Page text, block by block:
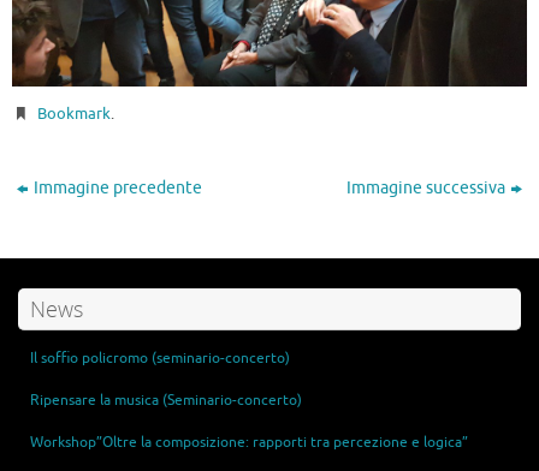
Bookmark.
Immagine precedente Immagine successiva
News
Il soffio policromo (seminario-concerto)
Ripensare la musica (Seminario-concerto)
Workshop”Oltre la composizione: rapporti tra percezione e logica”